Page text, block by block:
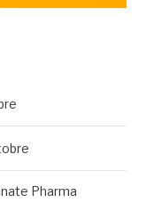
Pharma